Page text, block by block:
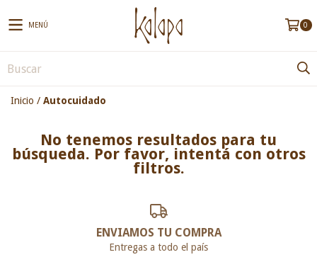
MENÚ 0
Inicio / Autocuidado
No tenemos resultados para tu
búsqueda. Por favor, intentá con otros
filtros.
ENVIAMOS TU COMPRA
Entregas a todo el país